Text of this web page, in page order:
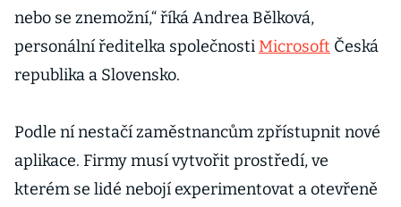
nebo se znemožní,“ říká Andrea Bělková,
personální ředitelka společnosti Microsoft Česká
republika a Slovensko.
Podle ní nestačí zaměstnancům zpřístupnit nové
aplikace. Firmy musí vytvořit prostředí, ve
kterém se lidé nebojí experimentovat a otevřeně